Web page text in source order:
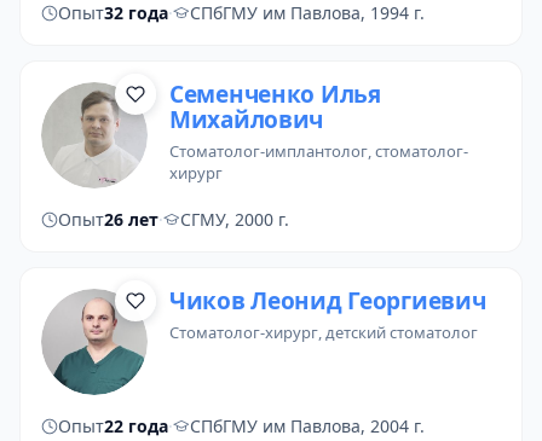
Опыт32 года· СПбГМУ им Павлова, 1994 г.
Семенченко Илья
Михайлович
стоматолог-имплантолог,стоматолог-
хирург
Опыт26 лет· СГМУ, 2000 г.
Чиков Леонид Георгиевич
стоматолог-хирург,детский стоматолог
Опыт22 года· СПбГМУ им Павлова, 2004 г.